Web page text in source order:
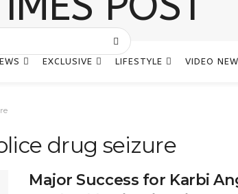
EXCLUSIVE LIFESTYLE VIDEO
drug seizure
Major Success for Karbi